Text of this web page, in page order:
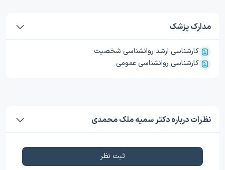
مدارک پزشک
کارشناسی ارشد روانشناسی شخصیت
کارشناسی روانشناسی عمومی
نظرات درباره دکتر سمیه ملک محمدی
ثبت نظر